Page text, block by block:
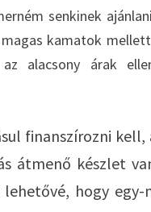
senkinek
kamatok
alacsony árak
finanszírozni kell,
átmenő készlet
hogy egy-